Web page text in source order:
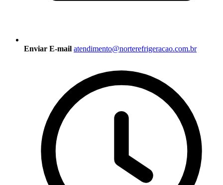
Enviar E-mail atendimento@norterefrigeracao.com.br